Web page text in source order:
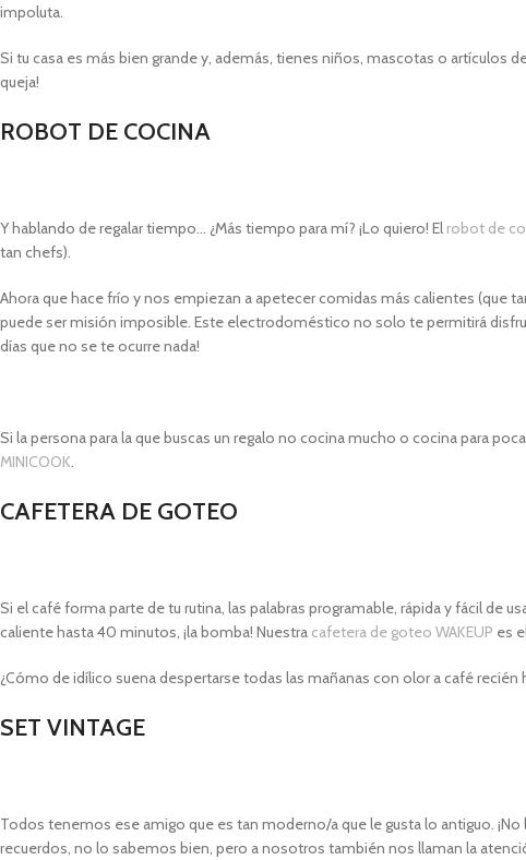
impoluta.
Si tu casa es más bien grande y, además, tienes niños, mascotas o artículos
queja!
ROBOT DE COCINA
Y hablando de regalar tiempo… ¿Más tiempo para mí? ¡Lo quiero! El robot de
tan chefs).
Ahora que hace frío y nos empiezan a apetecer comidas más calientes (que
puede ser misión imposible. Este electrodoméstico no solo te permitirá
días que no se te ocurre nada!
Si la persona para la que buscas un regalo no cocina mucho o cocina para
MINICOOK.
CAFETERA DE GOTEO
Si el café forma parte de tu rutina, las palabras programable, rápida y fácil de
caliente hasta 40 minutos, ¡la bomba! Nuestra cafetera de goteo WAKEUP es
¿Cómo de idílico suena despertarse todas las mañanas con olor a café recién
SET VINTAGE
Todos tenemos ese amigo que es tan moderno/a que le gusta lo antiguo.
recuerdos, no lo sabemos bien, pero a nosotros también nos llaman la